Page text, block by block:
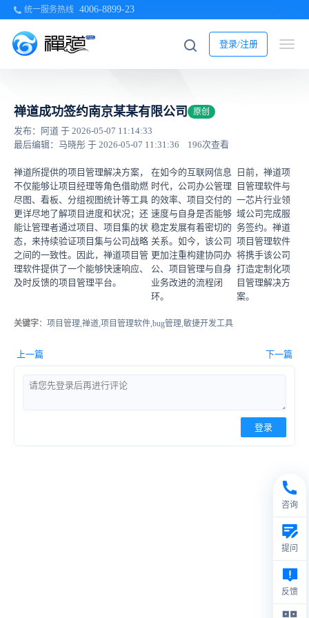
统一服务热线 4006-8899-23
登录/注册
禅道成功签约南京某某有限公司 原创
发布：阿道 于 2026-05-07 11:14:33
最后编辑：马晓彤 于 2026-05-07 11:31:36
196次查看
日前，禅道项
目管理软件与
一芯片行业领
域公司完成服
务签约。禅道
项目管理软件
将携手该公司
打造定制化项
目管理解决方
案。
在如今的互联网信息
时代，公司办公管理
的效率、项目交付的
速度与自身是否能够
稳定发展有着密切的
关系。如今，该公司
更加注重构建协同办
公、项目管理与自身
业务改进的流程闭
环。
禅道所提供的项目管理解决方案，
不仅能够让项目经理等角色借助燃
尽图、看板、分组视图统计等工具
更详尽地了解项目进度和状况；还
能让管理者通过项目、项目集的状
态，来持续验证项目集与公司战略
之间的一致性。因此，禅道项目管
理软件提供了一个能够快速响应、
及时反馈的项目管理平台。
关键字：项目管理,禅道,项目管理软件,bug管理,敏捷开发工具
上一篇 下一篇
登录
咨询
提问
反馈